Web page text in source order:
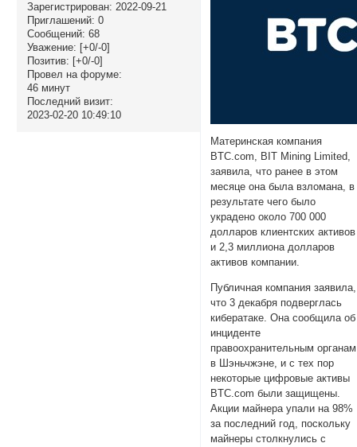
Зарегистрирован: 2022-09-21
Приглашений: 0
Сообщений: 68
Уважение: [+0/-0]
Позитив: [+0/-0]
Провел на форуме:
46 минут
Последний визит:
2023-02-20 10:49:10
Материнская компания
BTC.com, BIT Mining Limited,
заявила, что ранее в этом
месяце она была взломана, в
результате чего было
украдено около 700 000
долларов клиентских активов
и 2,3 миллиона долларов
активов компании.
Публичная компания заявила,
что 3 декабря подверглась
кибератаке. Она сообщила об
инциденте
правоохранительным органам
в Шэньчжэне, и с тех пор
некоторые цифровые активы
BTC.com были защищены.
Акции майнера упали на 98%
за последний год, поскольку
майнеры столкнулись с